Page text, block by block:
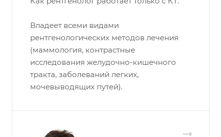
Владеет всеми видами
рентгенологических методов лечения
(маммология, контрастные
исследования желудочно-кишечного
тракта, заболеваний легких,
мочевыводящих путей).